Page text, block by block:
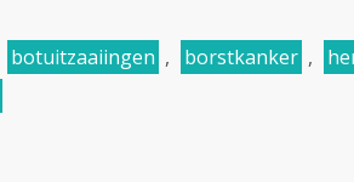
botuitzaaiingen , borstkanker ,